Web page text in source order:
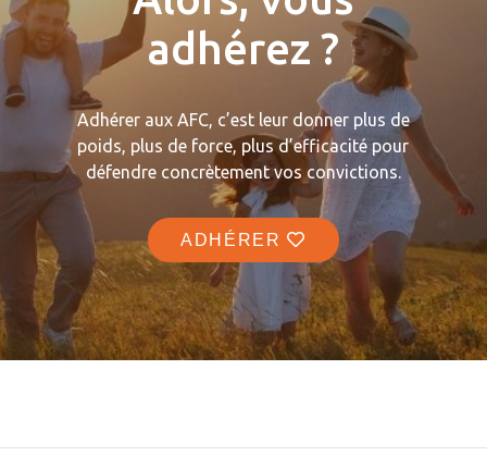
adhérez ?
Adhérer aux AFC, c’est leur donner plus de
poids, plus de force, plus d’efficacité pour
défendre concrètement vos convictions.
ADHÉRER